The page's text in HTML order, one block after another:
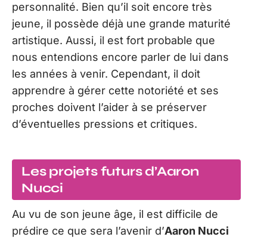
personnalité. Bien qu’il soit encore très
jeune, il possède déjà une grande maturité
artistique. Aussi, il est fort probable que
nous entendions encore parler de lui dans
les années à venir. Cependant, il doit
apprendre à gérer cette notoriété et ses
proches doivent l’aider à se préserver
d’éventuelles pressions et critiques.
Les projets futurs d’Aaron
Nucci
Au vu de son jeune âge, il est difficile de
prédire ce que sera l’avenir d’Aaron Nucci